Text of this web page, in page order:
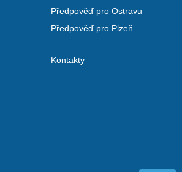
Předpověď pro Ostravu
Předpověď pro Plzeň
Kontakty